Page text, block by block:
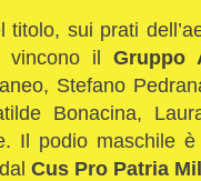
titolo, sui prati
vincono il Gruppo
Stefano
Bonacina,
Il podio maschile è
Cus Pro Patria